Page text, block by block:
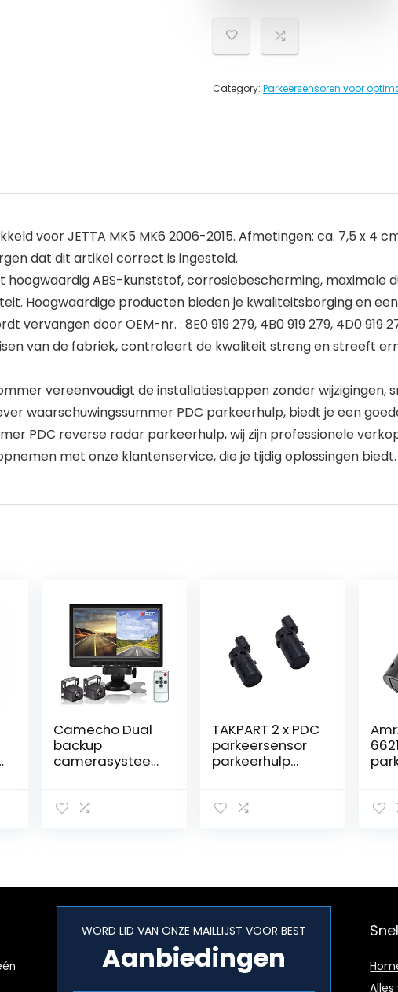
Category: Parkeersensoren voor
voor JETTA MK5 MK6 2006-2015. Afmetingen: ca. 7,5 x 4
dat dit artikel correct is ingesteld.
hoogwaardig ABS-kunststof, corrosiebescherming, maximale
Hoogwaardige producten bieden je kwaliteitsborging en
door OEM-nr. : 8E0 919 279, 4B0 919 279, 4D0 919
van de fabriek, controleert de kwaliteit streng en streeft
vereenvoudigt de installatiestappen zonder
waarschuwingssummer PDC parkeerhulp, biedt je een
PDC reverse radar parkeerhulp, wij zijn professionele
met onze klantenservice, die je tijdig oplossingen biedt.
Camecho Dual
backup
camerasystee
camera 7 inch 2
era’s kit 12V-36V
TAKPART 2 x PDC
parkeersensor
parkeerhulp
E53 Z4
WORD LID VAN ONZE MAILLIJST VOOR BEST
Aanbiedingen